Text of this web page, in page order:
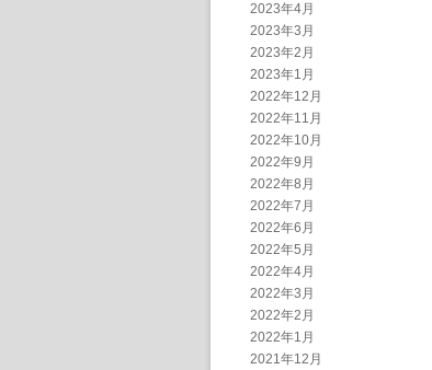
2023年4月
2023年3月
2023年2月
2023年1月
2022年12月
2022年11月
2022年10月
2022年9月
2022年8月
2022年7月
2022年6月
2022年5月
2022年4月
2022年3月
2022年2月
2022年1月
2021年12月